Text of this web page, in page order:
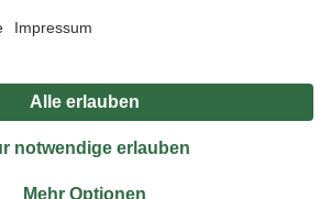
reicht.
gilt nicht für Artikel mit Speditionsversand, hier
Impressum
Widerrufsrecht
Vertrag widerrufen